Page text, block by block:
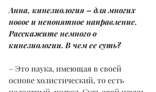
Анна, кинезиология – для многих
новое и непонятное направление.
Расскажите немного о
кинезиологии. В чем ее суть?
– Это наука, имеющая в своей
основе холистический, то есть